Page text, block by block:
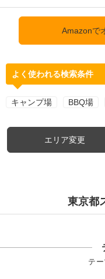
Amazonで
よく使われる検索条件
キャンプ場 BBQ場
エリア変更
東京都
テ